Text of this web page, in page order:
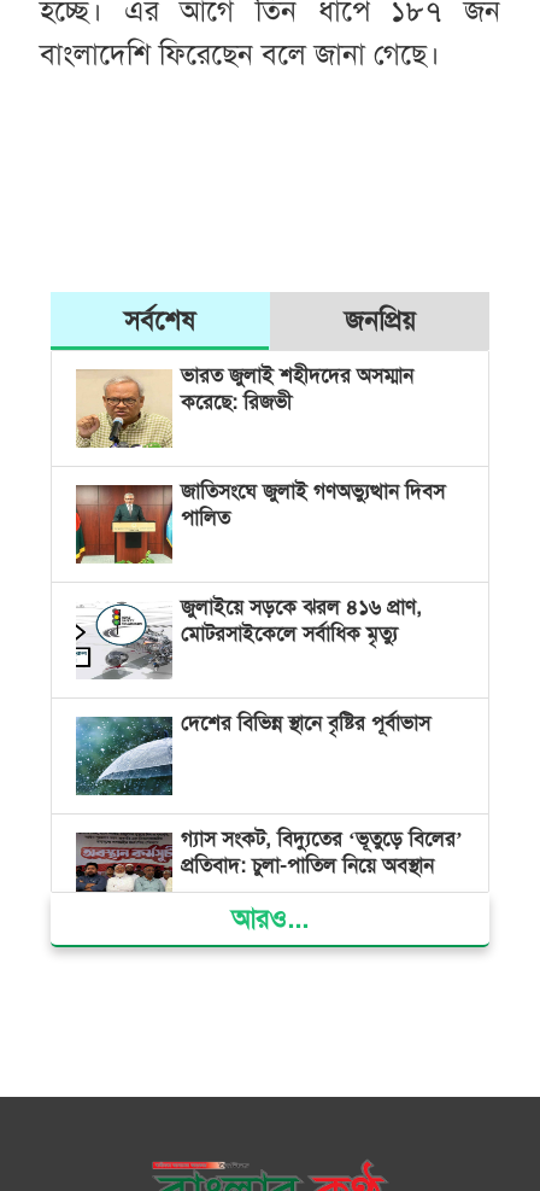
হচ্ছে। এর আগে তিন ধাপে ১৮৭ জন
বাংলাদেশি ফিরেছেন বলে জানা গেছে।
সর্বশেষ জনপ্রিয়
ভারত জুলাই শহীদদের অসম্মান
করেছে: রিজভী
জাতিসংঘে জুলাই গণঅভ্যুত্থান দিবস
পালিত
জুলাইয়ে সড়কে ঝরল ৪১৬ প্রাণ,
মোটরসাইকেলে সর্বাধিক মৃত্যু
দেশের বিভিন্ন স্থানে বৃষ্টির পূর্বাভাস
গ্যাস সংকট, বিদ্যুতের ‘ভূতুড়ে বিলের’
প্রতিবাদ: চুলা-পাতিল নিয়ে অবস্থান
ক্ষমতার কেন্দ্র গণভবন থেকে রক্তাক্ত
৩০০ রোগীকে বিনামূল্যে চিকিৎসাসেবা
ভোলায় ১১ দলীয় জোটের বিক্ষোভ
আরও...